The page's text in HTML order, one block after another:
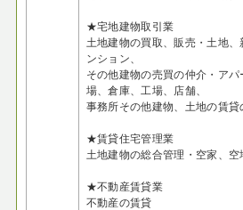
★宅地建物取引業
土地建物の買取、販売・土地
ンション、
その他建物の売買の仲介・ア
場、倉庫、工場、店舗、
事務所その他建物、土地の賃貸
★賃貸住宅管理業
土地建物の総合管理・空家、
★不動産賃貸業
不動産の賃貸